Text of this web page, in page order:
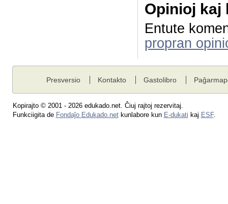
Opinioj kaj
Entute
propran
Presversio Kontakto Gastolibro
Kopirajto © 2001 - 2026 edukado.net. Ĉiuj rajtoj rezervitaj.
Funkciigita de Fondaĵo Edukado.netkunlabore kun E-dukati kaj ESF.